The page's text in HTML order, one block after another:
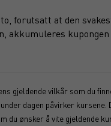
forutsatt at den
gjeldende vilkår som du
dagen påvirker
du ønsker å vite